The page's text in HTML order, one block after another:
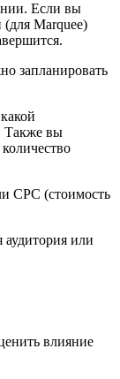
Если вы
Marquee)
запланировать
Также вы
CPC (стоимость
или
влияние